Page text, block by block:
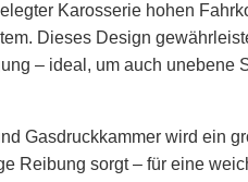
Karosserie hohen
Dieses Design
– ideal, um auch unebene
Gasdruckkammer wird ein
Reibung sorgt – für eine